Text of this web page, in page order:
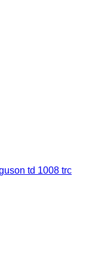
td 1008 trc